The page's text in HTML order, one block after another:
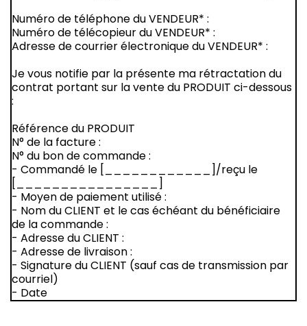
Numéro de téléphone du VENDEUR* :
Numéro de télécopieur du VENDEUR* :
Adresse de courrier électronique du VENDEUR* :
Je vous notifie par la présente ma rétractation du
contrat portant sur la vente du PRODUIT ci-dessous
:
Référence du PRODUIT
N° de la facture :
N° du bon de commande :
- Commandé le [____________]/reçu le
[________________]
- Moyen de paiement utilisé :
- Nom du CLIENT et le cas échéant du bénéficiaire
de la commande :
- Adresse du CLIENT :
- Adresse de livraison :
- Signature du CLIENT (sauf cas de transmission par
courriel)
- Date